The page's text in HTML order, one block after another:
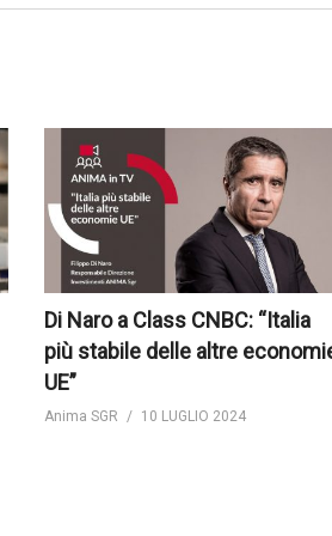
Di Naro a Class CNBC: “Italia
più stabile delle altre
UE”
Anima SGR 10 LUGLIO 2024